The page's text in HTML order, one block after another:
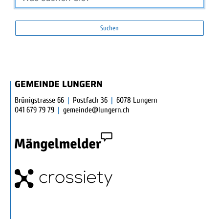
Suchen
SUCHERGEBNISSE
SUCHRESULTATE
GEMEINDE LUNGERN
Brünigstrasse 66 | Postfach 36 | 6078 Lungern
041 679 79 79 | gemeinde@lungern.ch